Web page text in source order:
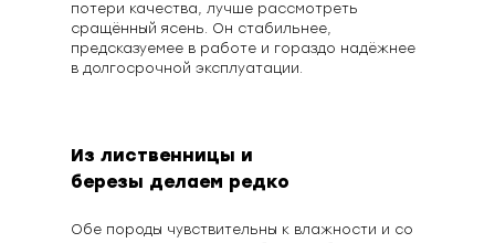
потери качества, лучше рассмотреть
сращённый ясень. Он стабильнее,
предсказуемее в работе и гораздо надёжнее
в долгосрочной эксплуатации.
Обе породы чувствительны к влажности и со
Из лиственницы и
березы делаем редко